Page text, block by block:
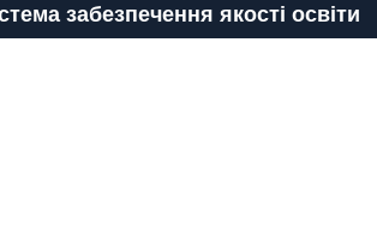
забезпечення якості освіти